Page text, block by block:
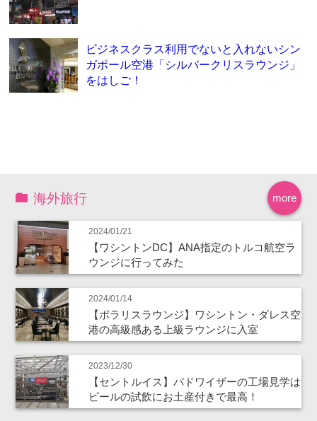
ビジネスクラス利用でないと入れないシン
ガポール空港「シルバークリスラウンジ」
をはしご！
more
海外旅行
2024/01/21
【ワシントンDC】ANA指定のトルコ航空ラ
ウンジに行ってみた
2024/01/14
【ポラリスラウンジ】ワシントン・ダレス空
港の高級感ある上級ラウンジに入室
2023/12/30
【セントルイス】バドワイザーの工場見学は
ビールの試飲にお土産付きで最高！